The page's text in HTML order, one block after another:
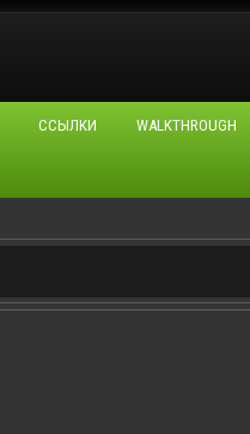
ССЫЛКИ WALKTHROUGH